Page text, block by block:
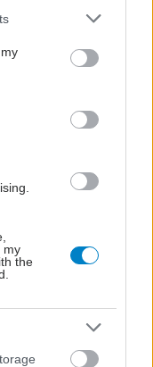
or more Google
You may click to
third-party tags to
in below Google
my
the
από το
στον οποίο
πολιτικής
με τη διοίκηση
ΕΚΠΑ για το "Λαϊκό"